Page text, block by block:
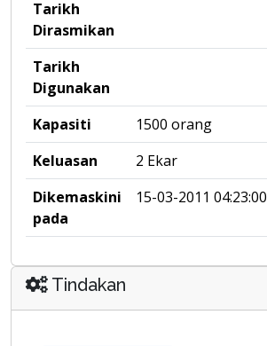
Tarikh
Dirasmikan
Tarikh
Digunakan
Kapasiti
1500 orang
Keluasan
2 Ekar
Dikemaskini
pada
15-03-2011 04:23:00
Tindakan